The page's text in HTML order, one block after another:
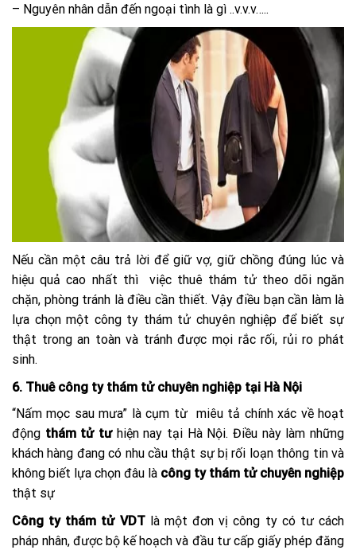
– Nguyên nhân dẫn đến ngoại tình là gì ..v.v.v…..
Nếu cần một câu trả lời để giữ vợ, giữ chồng đúng lúc và
hiệu quả cao nhất thì việc thuê thám tử theo dõi ngăn
chặn, phòng tránh là điều cần thiết. Vậy điều bạn cần làm là
lựa chọn một công ty thám tử chuyên nghiệp để biết sự
thật trong an toàn và tránh được mọi rắc rối, rủi ro phát
sinh.
6. Thuê công ty thám tử chuyên nghiệp tại Hà Nội
“Nấm mọc sau mưa” là cụm từ miêu tả chính xác về hoạt
động thám tử tưhiện nay tại Hà Nội. Điều này làm những
khách hàng đang có nhu cầu thật sự bị rối loạn thông tin và
không biết lựa chọn đâu là công ty thám tử chuyên nghiệp
thật sự
Công ty thám tử VDT là một đơn vị công ty có tư cách
pháp nhân, được bộ kế hoạch và đầu tư cấp giấy phép đăng